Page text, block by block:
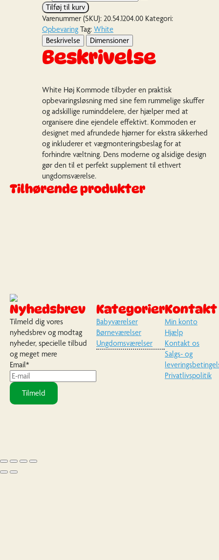
høj
kommode
antal
Tilføj til kurv
Varenummer (SKU): 20.54.1204.00 Kategori:
Opbevaring Tag: White
Beskrivelse
Dimensioner
Beskrivelse
White Høj Kommode tilbyder en praktisk
opbevaringsløsning med sine fem rummelige skuffer
og adskillige ruminddelere, der hjælper med at
organisere dine ejendele effektivt. Kommoden er
designet med afrundede hjørner for ekstra sikkerhed
og inkluderer et vægmonteringsbeslag for at
forhindre væltning. Dens moderne og alsidige design
gør den til et perfekt supplement til ethvert
ungdomsværelse.
Tilhørende produkter
Nyhedsbrev
Tilmeld dig vores
nyhedsbrev og modtag
nyheder, specielle tilbud
og meget mere
Email*
Tilmeld
Kategorier
Babyværelser
Børneværelser
Ungdomsværelser
Kontakt
Min konto
Hjælp
Kontakt os
Salgs- og
Privatlivspolitik